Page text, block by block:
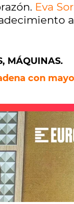
Eva
MÁQUINAS.
con